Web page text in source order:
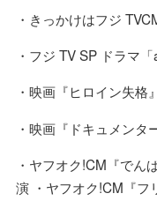
・きっかけはフジ
・フジ TV SP ドラマ
・映画『ヒロイン失格
・映画『ドキュメン
・ヤフオク!CM『でん
演 ・ヤフオク!CM『フ